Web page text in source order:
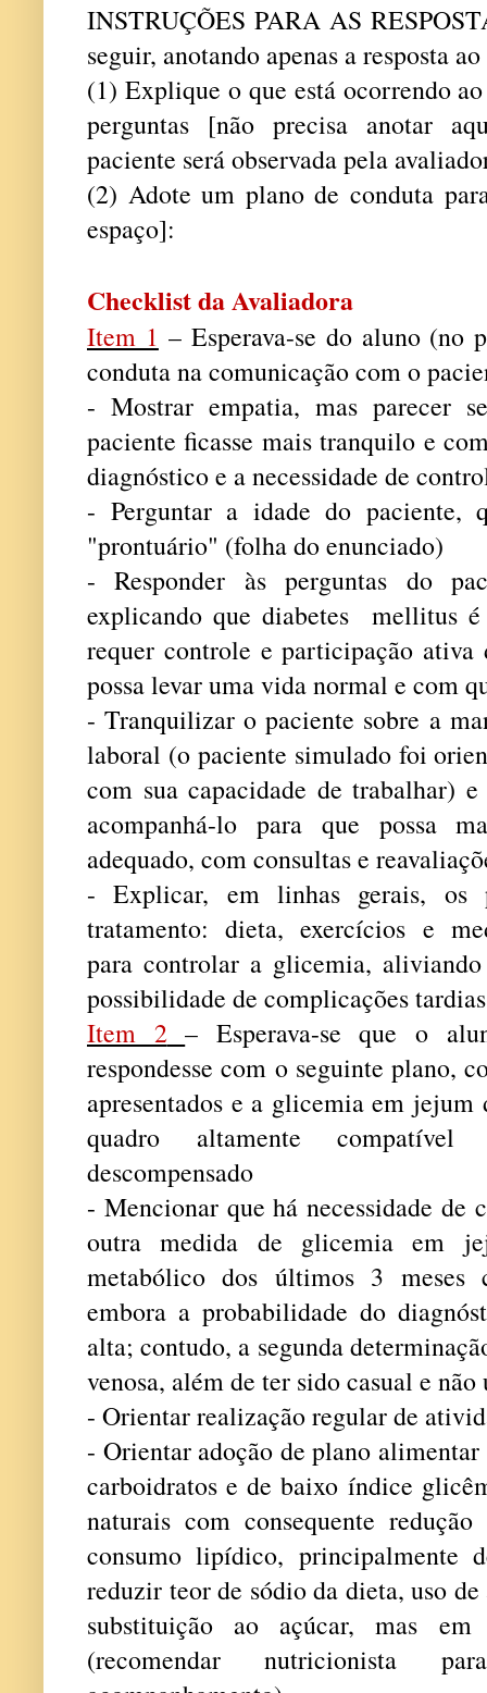
INSTRUÇÕES PARA AS
seguir, anotando apenas a resposta
(1) Explique o que está ocorrendo
perguntas [não precisa anotar
paciente será observada pela
(2) Adote um plano de conduta
espaço]:
Checklist da Avaliadora
Item 1 – Esperava-se do aluno (no
conduta na comunicação com o
- Mostrar empatia, mas parecer
paciente ficasse mais tranquilo e
diagnóstico e a necessidade de
- Perguntar a idade do paciente,
"prontuário" (folha do enunciado)
- Responder às perguntas do
explicando que diabetes mellitus
requer controle e participação ativa
possa levar uma vida normal e com
- Tranquilizar o paciente sobre a
laboral (o paciente simulado foi
com sua capacidade de trabalhar)
acompanhá-lo para que possa
adequado, com consultas e
- Explicar, em linhas gerais, os
tratamento: dieta, exercícios e
para controlar a glicemia,
possibilidade de complicações
Item 2 – Esperava-se que o
respondesse com o seguinte plano,
apresentados e a glicemia em
quadro altamente
descompensado
- Mencionar que há necessidade de
outra medida de glicemia em
metabólico dos últimos 3 meses
embora a probabilidade do
alta; contudo, a segunda
venosa, além de ter sido casual e
- Orientar realização regular de
- Orientar adoção de plano
carboidratos e de baixo índice
naturais com consequente
consumo lipídico, principalmente
reduzir teor de sódio da dieta, uso
substituição ao açúcar, mas em
(recomendar nutricionista